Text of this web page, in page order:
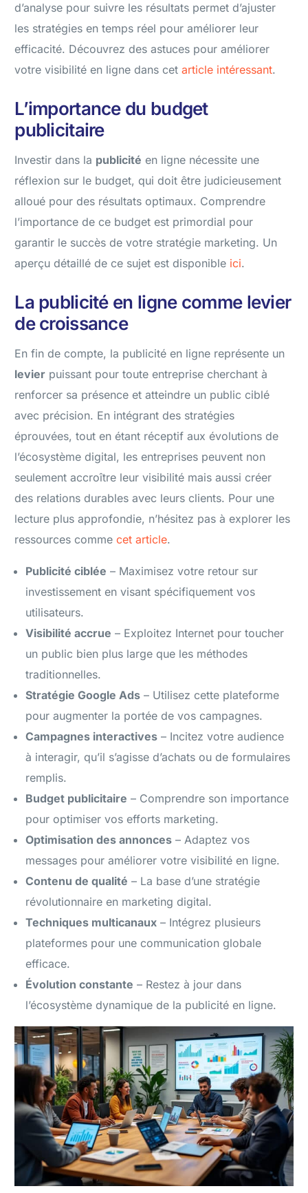
d’analyse pour suivre les résultats permet d’ajuster
les stratégies en temps réel pour améliorer leur
efficacité. Découvrez des astuces pour améliorer
votre visibilité en ligne dans cetarticle intéressant.
L’importance du budget
publicitaire
Investir dans la publicité en ligne nécessite une
réflexion sur le budget, qui doit être judicieusement
alloué pour des résultats optimaux. Comprendre
l’importance de ce budget est primordial pour
garantir le succès de votre stratégie marketing. Un
aperçu détaillé de ce sujet est disponible ici.
La publicité en ligne comme levier
de croissance
En fin de compte, la publicité en ligne représente un
levier puissant pour toute entreprise cherchant à
renforcer sa présence et atteindre un public ciblé
avec précision. En intégrant des stratégies
éprouvées, tout en étant réceptif aux évolutions de
l’écosystème digital, les entreprises peuvent non
seulement accroître leur visibilité mais aussi créer
des relations durables avec leurs clients. Pour une
lecture plus approfondie, n’hésitez pas à explorer les
ressources commecet article.
Publicité ciblée – Maximisez votre retour sur
investissement en visant spécifiquement vos
utilisateurs.
Visibilité accrue – Exploitez Internet pour toucher
un public bien plus large que les méthodes
traditionnelles.
Stratégie Google Ads – Utilisez cette plateforme
pour augmenter la portée de vos campagnes.
Campagnes interactives – Incitez votre audience
à interagir, qu’il s’agisse d’achats ou de formulaires
remplis.
Budget publicitaire – Comprendre son importance
pour optimiser vos efforts marketing.
Optimisation des annonces – Adaptez vos
messages pour améliorer votre visibilité en ligne.
Contenu de qualité – La base d’une stratégie
révolutionnaire en marketing digital.
Techniques multicanaux – Intégrez plusieurs
plateformes pour une communication globale
efficace.
Évolution constante – Restez à jour dans
l’écosystème dynamique de la publicité en ligne.